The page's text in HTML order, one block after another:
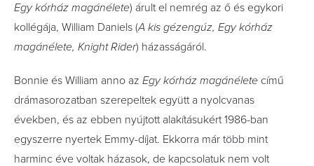
Egy kórház magánélete) árult el nemrég az ő és egykori
kollégája, William Daniels (A kis gézengúz, Egy kórház
magánélete, Knight Rider) házasságáról.
Bonnie és William anno az Egy kórház magánélete című
drámasorozatban szerepeltek együtt a nyolcvanas
években, és az ebben nyújtott alakításukért 1986-ban
egyszerre nyertek Emmy-díjat. Ekkorra már több mint
harminc éve voltak házasok, de kapcsolatuk nem volt